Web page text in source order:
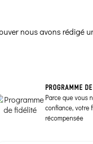
nous avons rédigé
PROGRAMME
Parce que vous
confiance, votre
récompensée